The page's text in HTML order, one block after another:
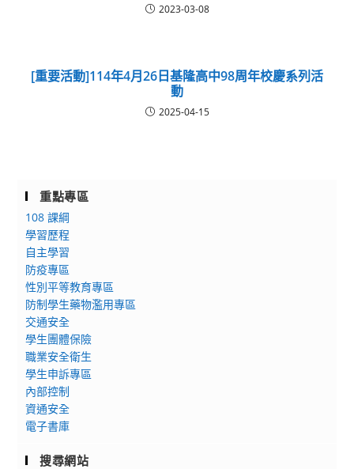
2023-03-08
[重要活動]114年4月26日基隆高中98周年校慶系列活
動
2025-04-15
重點專區
108 課綱
學習歷程
自主學習
防疫專區
性別平等教育專區
防制學生藥物濫用專區
交通安全
學生團體保險
職業安全衛生
學生申訴專區
內部控制
資通安全
電子書庫
搜尋網站